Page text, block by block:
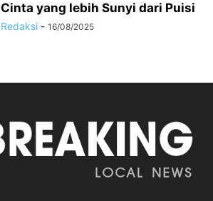
Cinta yang lebih Sunyi dari Puisi
Redaksi - 16/08/2025